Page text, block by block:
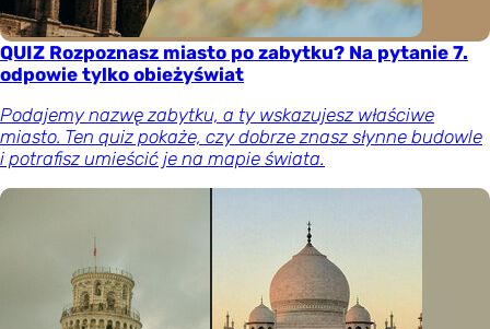
QUIZ Rozpoznasz miasto po zabytku? Na pytanie 7.
odpowie tylko obieżyświat
Podajemy nazwę zabytku, a ty wskazujesz właściwe
miasto. Ten quiz pokaże, czy dobrze znasz słynne budowle
i potrafisz umieścić je na mapie świata.